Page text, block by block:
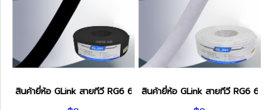
สินค้ายี่ห้อ GLink สายทีวี RG6 60% สีดำ 100เมตร
สินค้ายี่ห้อ GLink สายทีวี RG6